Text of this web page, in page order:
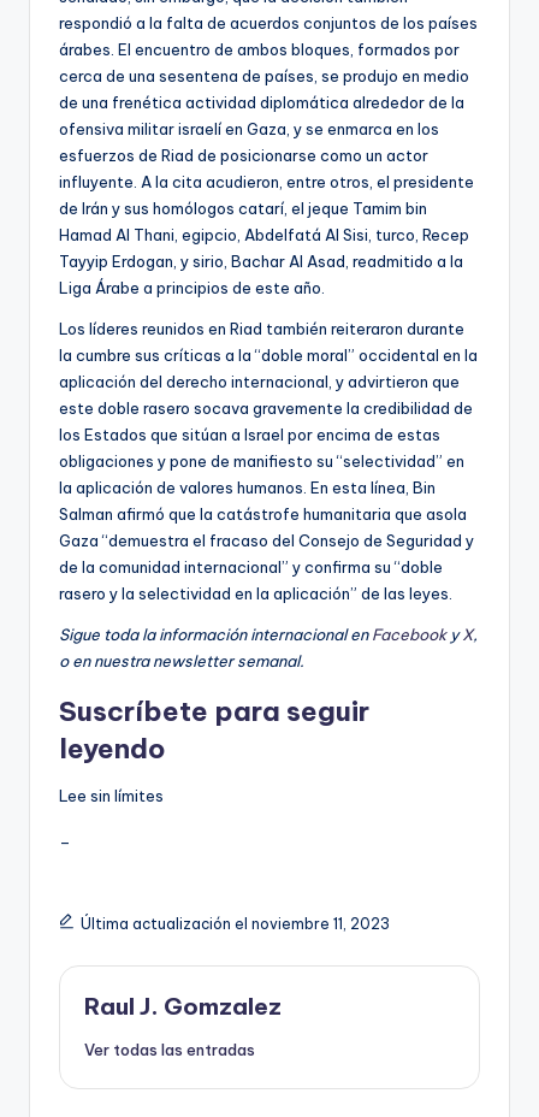
respondió a la falta de acuerdos conjuntos de los países
árabes. El encuentro de ambos bloques, formados por
cerca de una sesentena de países, se produjo en medio
de una frenética actividad diplomática alrededor de la
ofensiva militar israelí en Gaza, y se enmarca en los
esfuerzos de Riad de posicionarse como un actor
influyente. A la cita acudieron, entre otros, el presidente
de Irán y sus homólogos catarí, el jeque Tamim bin
Hamad Al Thani, egipcio, Abdelfatá Al Sisi, turco, Recep
Tayyip Erdogan, y sirio, Bachar Al Asad, readmitido a la
Liga Árabe a principios de este año.
Los líderes reunidos en Riad también reiteraron durante
la cumbre sus críticas a la “doble moral” occidental en la
aplicación del derecho internacional, y advirtieron que
este doble rasero socava gravemente la credibilidad de
los Estados que sitúan a Israel por encima de estas
obligaciones y pone de manifiesto su “selectividad” en
la aplicación de valores humanos. En esta línea, Bin
Salman afirmó que la catástrofe humanitaria que asola
Gaza “demuestra el fracaso del Consejo de Seguridad y
de la comunidad internacional” y confirma su “doble
rasero y la selectividad en la aplicación” de las leyes.
Sigue toda la información internacional enFacebookyX,
o ennuestra newsletter semanal.
Suscríbete para seguir
leyendo
Lee sin límites
Última actualización el noviembre 11, 2023
Raul J. Gomzalez
Ver todas las entradas